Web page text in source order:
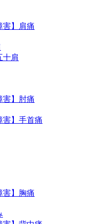
害】肩痛
十肩
害】肘痛
害】手首痛
害】胸痛